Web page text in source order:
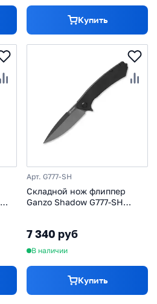
Купить
Арт. G777-SH
Cкладной нож флиппер
Ganzo Shadow G777-SH
7 340 руб
В наличии
Купить